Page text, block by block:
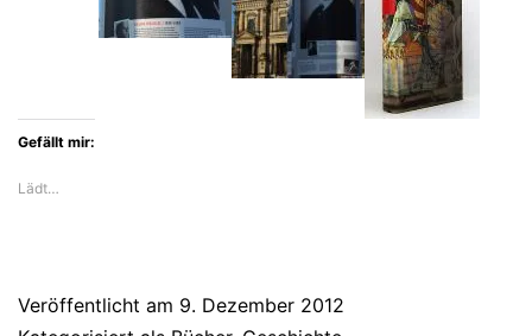
Gefällt mir:
Lädt…
Veröffentlicht am 9. Dezember 2012